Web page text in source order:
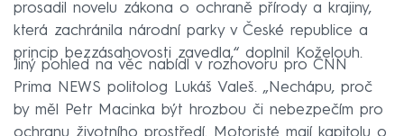
prosadil novelu zákona o ochraně přírody a krajiny,
která zachránila národní parky v České republice a
princip bezzásahovosti zavedla,“ doplnil Koželouh.
Jiný pohled na věc nabídl v rozhovoru pro CNN
Prima NEWS politolog Lukáš Valeš. „Nechápu, proč
by měl Petr Macinka být hrozbou či nebezpečím pro